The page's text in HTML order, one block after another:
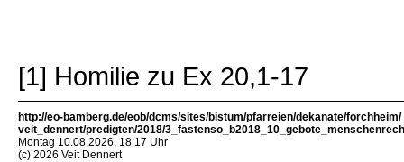
[1] Homilie zu Ex 20,1-17
http://eo-bamberg.de/eob/dcms/sites/bistum/pfarreien/dekanate/forchheim/
veit_dennert/predigten/2018/
Montag 10.08.2026, 18:17 Uhr
(c) 2026 Veit Dennert